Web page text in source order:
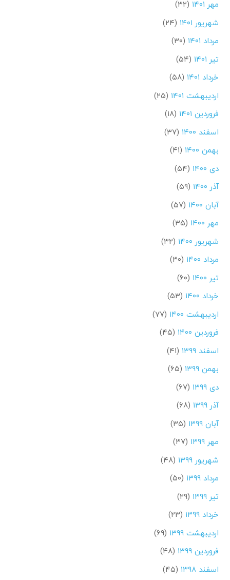
مهر ۱۴۰۱
(۳۲)
شهریور ۱۴۰۱
(۲۴)
مرداد ۱۴۰۱
(۳۰)
تیر ۱۴۰۱
(۵۴)
خرداد ۱۴۰۱
(۵۸)
اردیبهشت ۱۴۰۱
(۲۵)
فروردین ۱۴۰۱
(۱۸)
اسفند ۱۴۰۰
(۳۷)
بهمن ۱۴۰۰
(۴۱)
دی ۱۴۰۰
(۵۴)
آذر ۱۴۰۰
(۵۹)
آبان ۱۴۰۰
(۵۷)
مهر ۱۴۰۰
(۳۵)
شهریور ۱۴۰۰
(۳۲)
مرداد ۱۴۰۰
(۳۰)
تیر ۱۴۰۰
(۶۰)
خرداد ۱۴۰۰
(۵۳)
اردیبهشت ۱۴۰۰
(۷۷)
فروردین ۱۴۰۰
(۴۵)
اسفند ۱۳۹۹
(۴۱)
بهمن ۱۳۹۹
(۶۵)
دی ۱۳۹۹
(۶۷)
آذر ۱۳۹۹
(۶۸)
آبان ۱۳۹۹
(۳۵)
مهر ۱۳۹۹
(۳۷)
شهریور ۱۳۹۹
(۴۸)
مرداد ۱۳۹۹
(۵۰)
تیر ۱۳۹۹
(۲۹)
خرداد ۱۳۹۹
(۲۳)
اردیبهشت ۱۳۹۹
(۶۹)
فروردین ۱۳۹۹
(۴۸)
اسفند ۱۳۹۸
(۴۵)